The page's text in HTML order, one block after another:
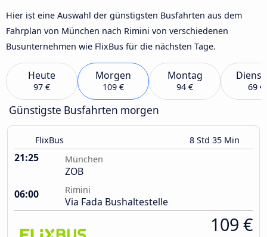
Hier ist eine Auswahl der günstigsten Busfahrten aus dem
Fahrplan von München nach Rimini von verschiedenen
Busunternehmen wie FlixBus für die nächsten Tage.
Heute
97 €
Morgen
109 €
Montag
94 € 69 €
Günstigste Busfahrten morgen
FlixBus 8 Std 35 Min
21:25 München
ZOB
06:00
Rimini
Via Fada Bushaltestelle
109 €